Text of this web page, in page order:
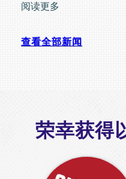
阅读更多
查看全部新闻
荣幸获得